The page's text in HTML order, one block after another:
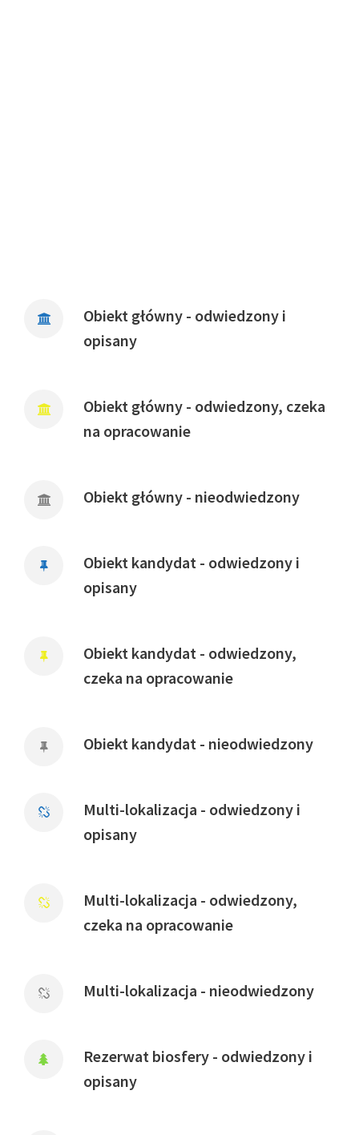
Obiekt główny - odwiedzony i
opisany
Obiekt główny - odwiedzony, czeka
na opracowanie
Obiekt główny - nieodwiedzony
Obiekt kandydat - odwiedzony i
opisany
Obiekt kandydat - odwiedzony,
czeka na opracowanie
Obiekt kandydat - nieodwiedzony
Multi-lokalizacja - odwiedzony i
opisany
Multi-lokalizacja - odwiedzony,
czeka na opracowanie
Multi-lokalizacja - nieodwiedzony
Rezerwat biosfery - odwiedzony i
opisany